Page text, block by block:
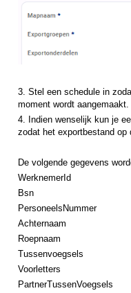
3. Stel een schedule in
moment wordt aangemaakt.
4. Indien wenselijk kun je
zodat het exportbestand op
De volgende gegevens
WerknemerId
Bsn
PersoneelsNummer
Achternaam
Roepnaam
Tussenvoegsels
Voorletters
PartnerTussenVoegsels